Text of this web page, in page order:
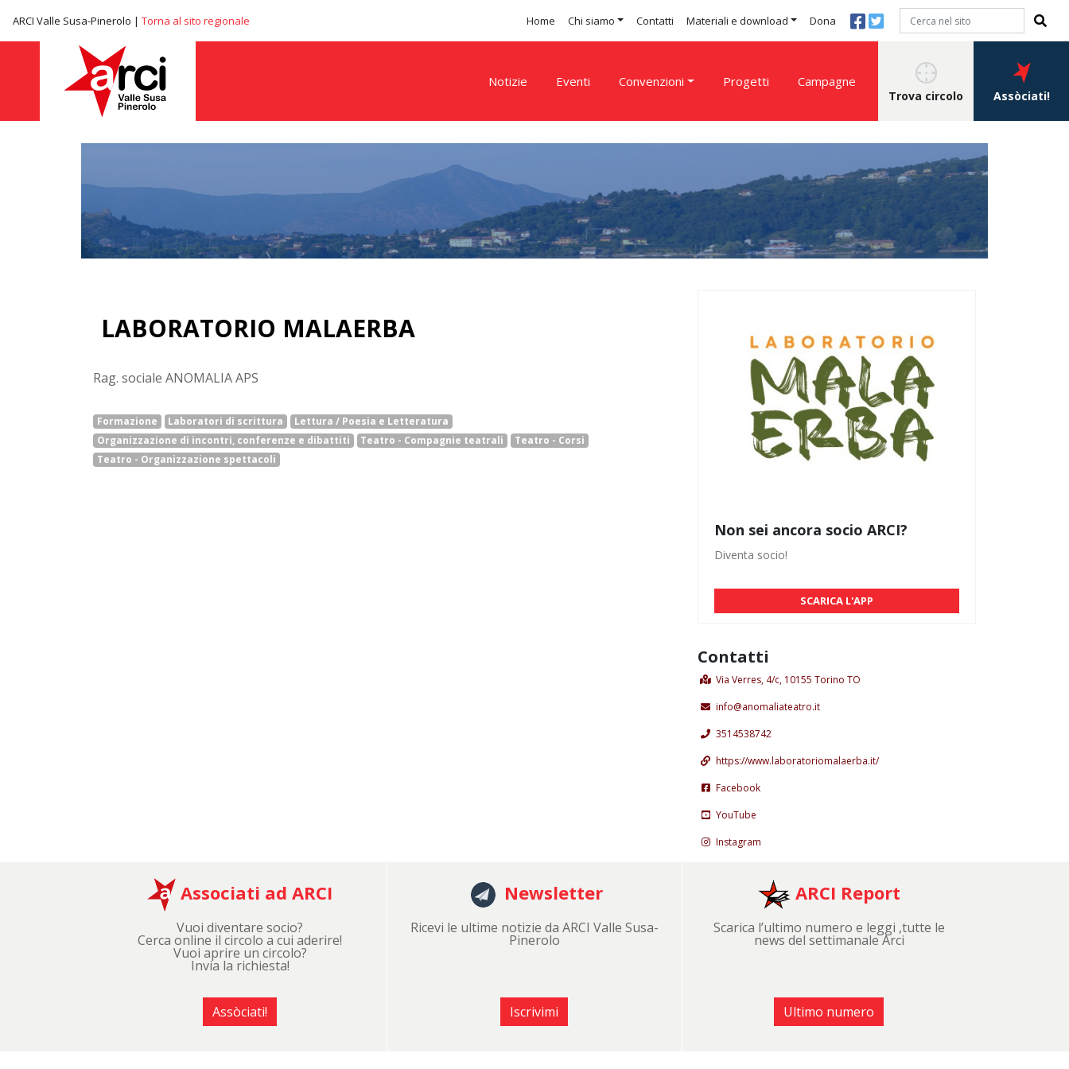
ARCI Valle Susa-Pinerolo | Torna al sito regionale Home Chi siamo Contatti Materiali e download Dona
Notizie Eventi Convenzioni Progetti Campagne
Trova circolo Assòciati!
LABORATORIO MALAERBA
Rag. sociale ANOMALIA APS
Formazione Laboratori di scrittura
Lettura / Poesia e Letteratura
Organizzazione di incontri, conferenze e dibattiti
Teatro - Compagnie teatrali
Teatro - Corsi
Teatro - Organizzazione spettacoli
Non sei ancora socio ARCI?
Diventa socio!
SCARICA L'APP
Contatti
Via Verres, 4/c, 10155 Torino TO
info@anomaliateatro.it
3514538742
https://www.laboratoriomalaerba.it/
Facebook
YouTube
Instagram
Associati ad ARCI
Vuoi diventare socio?
Cerca online il circolo a cui aderire!
Vuoi aprire un circolo?
Invia la richiesta!
Assòciati!
Newsletter
Ricevi le ultime notizie da ARCI Valle Susa-
Pinerolo
Iscrivimi
ARCI Report
Scarica l’ultimo numero e leggi ,tutte le
news del settimanale Arci
Ultimo numero